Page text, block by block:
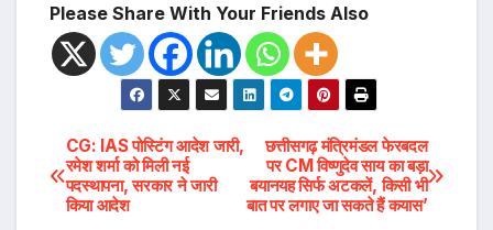
Please Share With Your Friends Also
Post
navigation
छत्तीसगढ़ मंत्रिमंडल फेरबदल
पर CM विष्णुदेव साय का बड़ा
बयानयह सिर्फ अटकलें, किसी भी
बात पर लगाए जा सकते हैं कयास’
CG: IAS पोस्टिंग आदेश जारी,
रमेश शर्मा को मिली नई
पदस्थापना, सरकार ने जारी
किया आदेश